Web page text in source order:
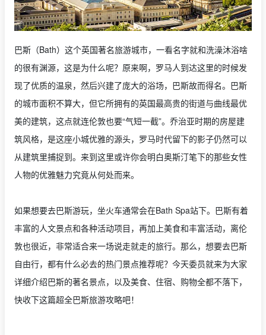
巴斯（Bath）这个英国著名旅游城市，一看名字就和洗澡沐浴啥
的很有渊源，这是为什么呢？原来啊，罗马人到达这里的时候发
现了优质的温泉，然后兴建了庞大的浴场，巴斯故而得名。巴斯
的城市面积不算大，但它所拥有的英国最高贵的街道与曲线最优
美的建筑，这点就连伦敦也要“气短一截”。乔治亚时期的房屋建
筑风格，是这座小城优雅的源头，罗马时代留下的影子仍然可以
从建筑里捕捉到。来到这里或许你会明白奥斯汀笔下的那些女性
人物的优雅魅力究竟从何处而来。
如果想要去巴斯游玩，坐火车通常会在Bath Spa站下。巴斯有着
丰富的人文景点和各种活动项目，再加上美食和丰富活动，离伦
敦也很近，非常适合来一场说走就走的旅行。那么，想要去巴斯
自由行，都有什么必去的热门景点推荐呢？今天委员就来为大家
详细介绍巴斯的著名景点，以及美食、住宿、购物全都不落下，
快收下这篇超全巴斯旅游攻略吧！